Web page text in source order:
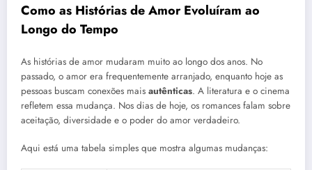
Como as Histórias de Amor Evoluíram ao
Longo do Tempo
As histórias de amor mudaram muito ao longo dos anos. No
passado, o amor era frequentemente arranjado, enquanto hoje as
pessoas buscam conexões mais autênticas. A literatura e o cinema
refletem essa mudança. Nos dias de hoje, os romances falam sobre
aceitação, diversidade e o poder do amor verdadeiro.
Aqui está uma tabela simples que mostra algumas mudanças: